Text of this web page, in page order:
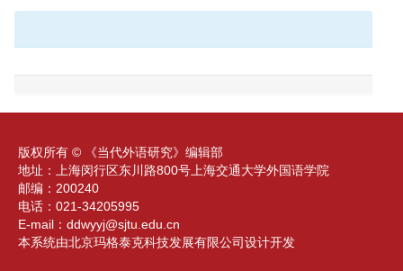
版权所有 © 《当代外语研究》编辑部
地址：上海闵行区东川路800号上海交通大学外国语学院
邮编：200240
电话：021-34205995
E-mail： ddwyyj@sjtu.edu.cn
本系统由北京玛格泰克科技发展有限公司设计开发